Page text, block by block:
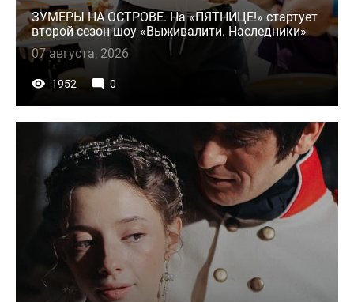
ЗУМЕРЫ НА ОСТРОВЕ. На «ПЯТНИЦЕ!» стартует
второй сезон шоу «Выживалити. Наследники»
07 августа, 2026
1952 0